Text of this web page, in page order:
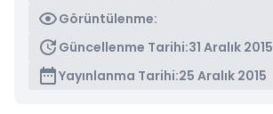
Görüntülenme:
Güncellenme Tarihi:31 Aralık 2015
Yayınlanma Tarihi:25 Aralık 2015